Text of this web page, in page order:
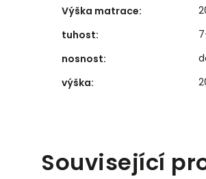
Výška matrace:
tuhost:
nosnost:
výška:
Související